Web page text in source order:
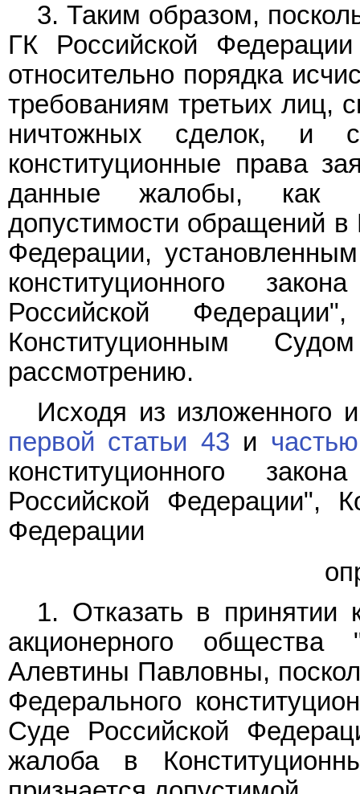
3. Таким образом,
ГК Российской
относительно порядка
требованиям третьих лиц,
ничтожных сделок, и
конституционные права
данные жалобы, как
допустимости обращений в
Федерации,
конституционного
Российской
Конституционным
рассмотрению.
Исходя из изложенного
первой статьи 43 и
конституционного
Российской Федерации",
Федерации
1. Отказать в принятии
акционерного
Алевтины Павловны,
Федерального
Суде Российской
жалоба в